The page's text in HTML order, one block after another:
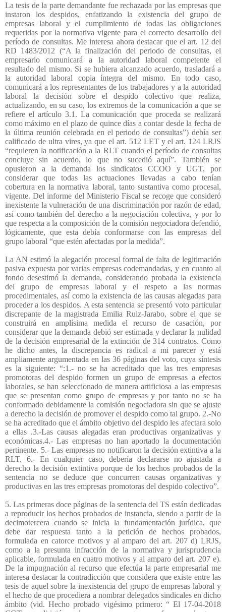
La tesis de la parte demandante fue rechazada por las empresas que
instaron los despidos, enfatizando la existencia del grupo de
empresas laboral y el cumplimiento de todas las obligaciones
requeridas por la normativa vigente para el correcto desarrollo del
período de consultas. Me interesa ahora destacar que el art. 12 del
RD 1483/2012 (“A la finalización del periodo de consultas, el
empresario comunicará a la autoridad laboral competente el
resultado del mismo. Si se hubiera alcanzado acuerdo, trasladará a
la autoridad laboral copia íntegra del mismo. En todo caso,
comunicará a los representantes de los trabajadores y a la autoridad
laboral la decisión sobre el despido colectivo que realiza,
actualizando, en su caso, los extremos de la comunicación a que se
refiere el artículo 3.1. La comunicación que proceda se realizará
como máximo en el plazo de quince días a contar desde la fecha de
la última reunión celebrada en el periodo de consultas”) debía ser
calificado de ultra vires, ya que el art. 512 LET y el art. 124 LRJS
“requieren la notificación a la RLT cuando el período de consultas
concluye sin acuerdo, lo que no sucedió aquí”. También se
opusieron a la demanda los sindicatos CCOO y UGT, por
considerar que todas las actuaciones llevadas a cabo tenían
cobertura en la normativa laboral, tanto sustantiva como procesal,
vigente. Del informe del Ministerio Fiscal se recoge que consideró
inexistente la vulneración de una discriminación por razón de edad,
así como también del derecho a la negociación colectiva, y por lo
que respecta a la composición de la comisión negociadora defendió,
lógicamente, que esta debía conformarse con las empresas del
grupo laboral “que estén afectadas por la medida”.
La AN estimó la alegación procesal formal de falta de legitimación
pasiva expuesta por varias empresas codemandadas, y en cuanto al
fondo desestimó la demanda, considerando probada la existencia
del grupo de empresas laboral y el respeto a las normas
procedimentales, así como la existencia de las causas alegadas para
proceder a los despidos. A esta sentencia se presentó voto particular
discrepante de la magistrada Emilia Ruiz-Jarabo, sobre el que se
construirá en amplísima medida el recurso de casación, por
considerar que la demanda debió ser estimada y declarar la nulidad
de la decisión empresarial de la extinción de 314 contratos. Como
he dicho antes, la discrepancia es radical a mi parecer y está
ampliamente argumentada en las 36 páginas del voto, cuya síntesis
es la siguiente: “:1.- no se ha acreditado que las tres empresas
promotoras del despido formen un grupo de empresas a efectos
laborales, se han seleccionado de manera artificiosa a las empresas
que se presentan como grupo de empresas y por tanto no se ha
conformado debidamente la comisión negociadora sin que se ajuste
a derecho la decisión de promover el despido como tal grupo. 2.-No
se ha acreditado que el ámbito objetivo del despido les afectara solo
a ellas .3.-Las causas alegadas eran productivas organizativas y
económicas.4.- Las empresas no han aportado la documentación
pertinente. 5.- Las empresas no notificaron la decisión extintiva a la
RLT. 6.- En cualquier caso, debería declararse no ajustada a
derecho la decisión extintiva porque de los hechos probados de la
sentencia no se deduce que concurren causas organizativas y
productivas en las tres empresas promotoras del despido colectivo”.
5. Las primeras doce páginas de la sentencia del TS están dedicadas
a reproducir los hechos probados de instancia, siendo a partir de la
decimotercera cuando se inicia la fundamentación jurídica, que
debe dar respuesta tanto a la petición de hechos probados,
formulada en catorce motivos y al amparo del art. 207 d) LRJS,
como a la presunta infracción de la normativa y jurisprudencia
aplicable, formulada en cuatro motivos y al amparo del art. 207 e).
De la impugnación al recurso que efectúa la parte empresarial me
interesa destacar la contradicción que considera que existe entre las
tesis de aquel sobre la inexistencia del grupo de empresas laboral y
el hecho de que procediera a nombrar delegados sindicales en dicho
ámbito (vid. Hecho probado vigésimo primero: “ El 17-04-2018